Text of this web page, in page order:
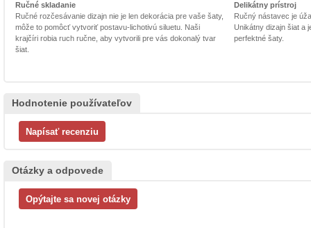
Ručné skladanie
Ručné rozčesávanie dizajn nie je len dekorácia pre vaše šaty,
môže to pomôcť vytvoriť postavu-lichotivú siluetu. Naši
krajčíri robia ruch ručne, aby vytvorili pre vás dokonalý tvar
šiat.
Delikátny prístroj
Ručný nástavec je
Unikátny dizajn šiat a
perfektné šaty.
Hodnotenie používateľov
Otázky a odpovede